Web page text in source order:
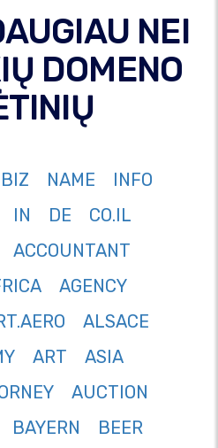
NEI
DOMENO
BIZ NAME
INFO
IN DE
CO.IL
ACCOUNTANT
AGENCY
ALSACE
ART
ASIA
AUCTION
BAYERN
BEER